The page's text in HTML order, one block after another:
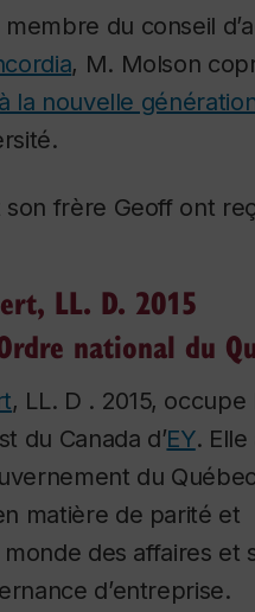
du conseil
, M. Molson
la nouvelle
frère Geoff ont
LL. D. 2015
national du
, LL. D . 2015, occupe
du Canada d’EY. Elle
du
matière de parité et
monde des affaires et
d’entreprise.